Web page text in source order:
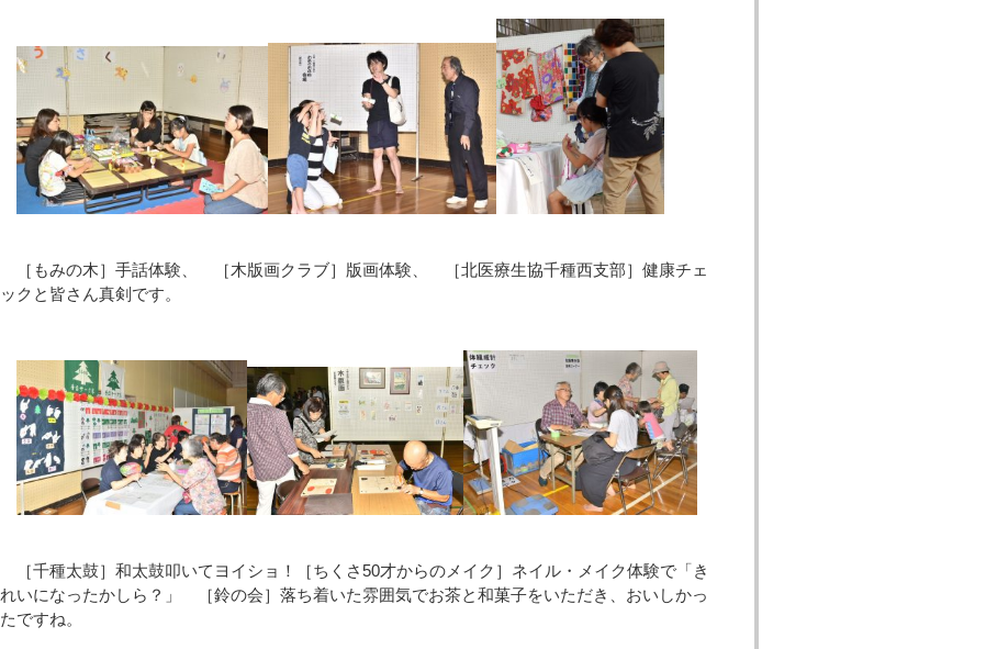
［もみの木］手話体験、 ［木版画クラブ］版画体験、 ［北医療生協千種西支部］健康チェ
ックと皆さん真剣です。
［千種太鼓］和太鼓叩いてヨイショ！［ちくさ50才からのメイク］ネイル・メイク体験で「き
れいになったかしら？」 ［鈴の会］落ち着いた雰囲気でお茶と和菓子をいただき、おいしかっ
たですね。